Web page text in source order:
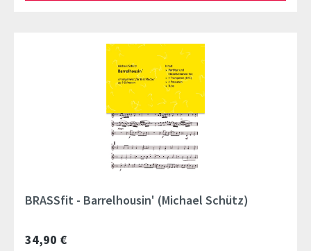
BRASSfit - Barrelhousin' (Michael Schütz)
Regulärer Preis:
34,90 €